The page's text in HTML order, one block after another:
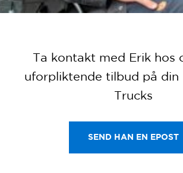
Ta kontakt med Erik hos
uforpliktende tilbud på din
Trucks
SEND HAN EN EPOST